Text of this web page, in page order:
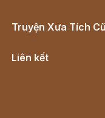
Truyện Xưa Tích Cũ
Liên kết